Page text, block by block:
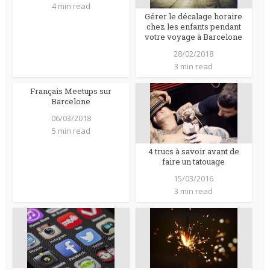
4 min read
Gérer le décalage horaire
chez les enfants pendant
votre voyage à Barcelone
28/02/2018
3 min read
Français Meetups sur
Barcelone
06/03/2018
5 min read
4 trucs à savoir avant de
faire un tatouage
15/03/2016
3 min read